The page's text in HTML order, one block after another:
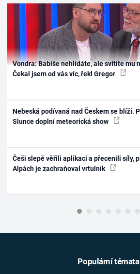
Vondra: Babiše nehlídáte, ale svítíte mu
Čekal jsem od vás víc, řekl Gregor
Nebeská podívaná nad Českem se blíží.
Slunce doplní meteorická show
Češi slepě věřili aplikaci a přecenili síly,
Alpách je zachraňoval vrtulník
Populární témata